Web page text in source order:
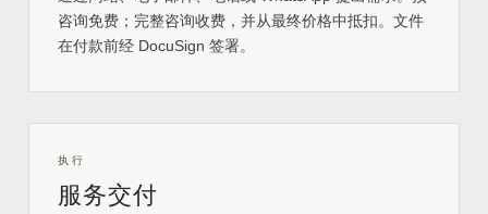
咨询免费；完整咨询收费，并从最终价格中抵扣。文件
在付款前经 DocuSign 签署。
执行
服务交付